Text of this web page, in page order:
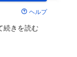
ヘルプ
続きを読む